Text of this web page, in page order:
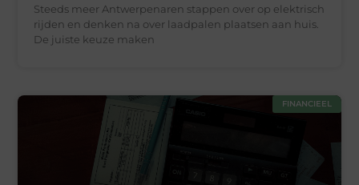
Steeds meer Antwerpenaren stappen over op elektrisch
rijden en denken na over laadpalen plaatsen aan huis.
De juiste keuze maken
FINANCIEEL